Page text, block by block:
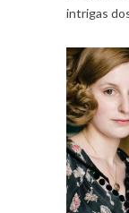
intrigas